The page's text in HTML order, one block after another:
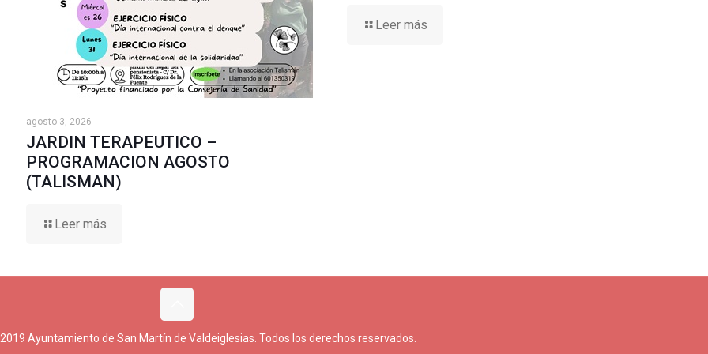
agosto 3, 2026
JARDIN TERAPEUTICO –
PROGRAMACION AGOSTO
(TALISMAN)
Leer más
Leer más
Ayuntamiento de San Martín de Valdeiglesias. Todos los derechos reservados.